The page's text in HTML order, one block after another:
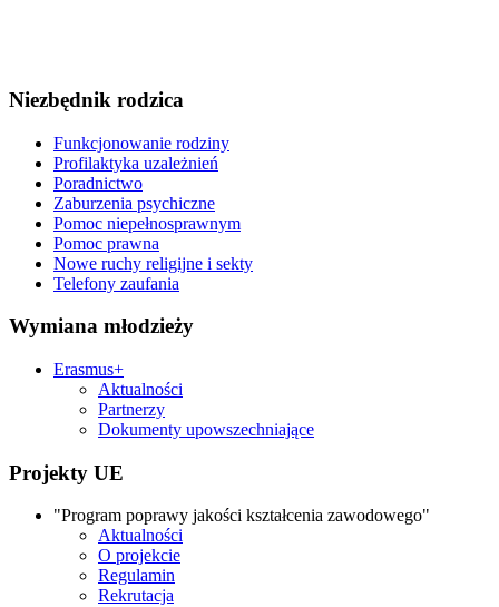
Niezbędnik rodzica
Funkcjonowanie rodziny
Profilaktyka uzależnień
Poradnictwo
Zaburzenia psychiczne
Pomoc niepełnosprawnym
Pomoc prawna
Nowe ruchy religijne i sekty
Telefony zaufania
Wymiana młodzieży
Erasmus+
Aktualności
Partnerzy
Dokumenty upowszechniające
Projekty UE
"Program poprawy jakości kształcenia zawodowego"
Aktualności
O projekcie
Regulamin
Rekrutacja